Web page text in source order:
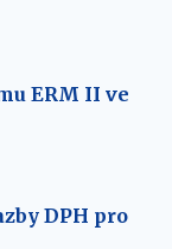
ERM II ve
DPH pro